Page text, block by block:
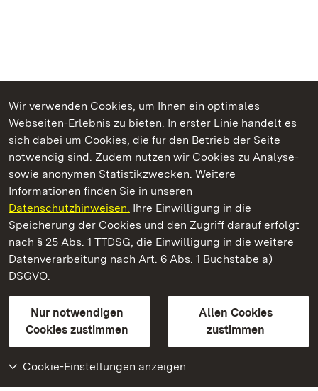
Wir verwenden Cookies, um Ihnen ein optimales
Webseiten-Erlebnis zu bieten. In erster Linie handelt es
sich dabei um Cookies, die für den Betrieb der Seite
notwendig sind. Zudem nutzen wir Cookies zu Analyse-
sowie anonymen Statistikzwecken. Weitere
Informationen finden Sie in unseren
Datenschutzhinweisen. Ihre Einwilligung in die
Speicherung der Cookies und den Zugriff darauf erfolgt
nach § 25 Abs. 1 TTDSG, die Einwilligung in die weitere
Datenverarbeitung nach Art. 6 Abs. 1 Buchstabe a)
DSGVO.
Nur notwendigen
Cookies zustimmen
Allen Cookies
zustimmen
Cookie-Einstellungen anzeigen
Kommen. Staunen. Genießen.
Kloster Hirsau
Staatliche Schlösser und Gärten Baden-Württemberg
Kontakt
GebärdenspracheLeichte Sprache
Erklärung zur Barrierefreiheit
BITV-konform (geprüfte Seiten)
Weiteres